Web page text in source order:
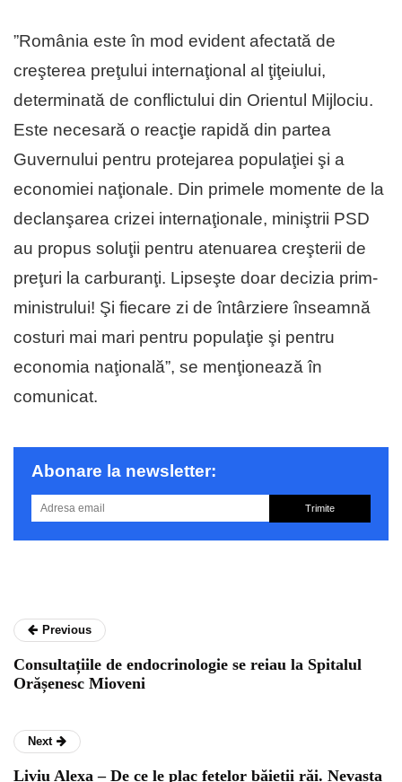
”România este în mod evident afectată de
creşterea preţului internaţional al ţiţeiului,
determinată de conflictului din Orientul Mijlociu.
Este necesară o reacţie rapidă din partea
Guvernului pentru protejarea populaţiei şi a
economiei naţionale. Din primele momente de la
declanşarea crizei internaţionale, miniştrii PSD
au propus soluţii pentru atenuarea creşterii de
preţuri la carburanţi. Lipseşte doar decizia prim-
ministrului! Şi fiecare zi de întârziere înseamnă
costuri mai mari pentru populaţie şi pentru
economia naţională”, se menţionează în
comunicat.
Abonare la newsletter:
Trimite
Previous
Consultațiile de endocrinologie se reiau la Spitalul
Orășenesc Mioveni
Next
Liviu Alexa – De ce le plac fetelor băieții răi. Nevasta